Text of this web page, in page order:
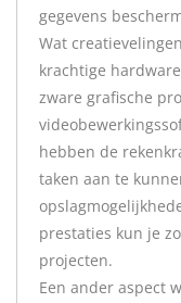
gegevens
Wat
krachtige
zware grafische
hebben de
taken aan te
prestaties kun je
projecten.
Een ander aspect